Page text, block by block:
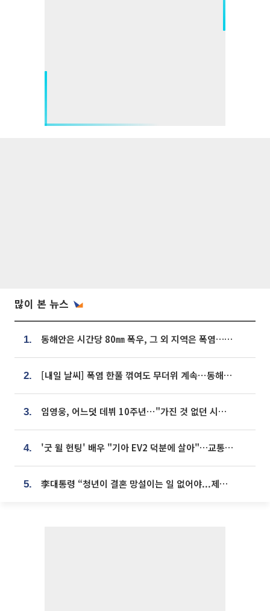
많이 본 뉴스
1. 동해안은 시간당 80㎜ 폭우, 그 외 지역은 폭염…‘극과 극 날씨’
2. [내일 날씨] 폭염 한풀 꺾여도 무더위 계속⋯동해안 이틀 연속 비
3. 임영웅, 어느덧 데뷔 10주년⋯"가진 것 없던 시절, 내 앞엔 20명의 팬뿐"
4. '굿 윌 헌팅' 배우 "기아 EV2 덕분에 살아"…교통사고 후 안전성 극찬
5. 李대통령 “청년이 결혼 망설이는 일 없어야...제도상 불이익 조사”